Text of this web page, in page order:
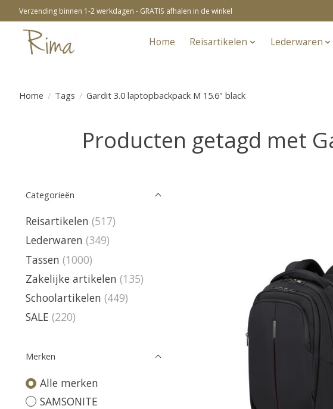
Verzending binnen 1-2 werkdagen - GRATIS afhalen in de winkel
Home Reisartikelen Lederwaren
Home / Tags / Gardit 3.0 laptopbackpack M 15.6" black
Producten getagd met
Categorieën
Reisartikelen (517)
Lederwaren (349)
Tassen (1000)
Zakelijke artikelen (135)
Schoolartikelen (449)
SALE (220)
Merken
Alle merken
SAMSONITE